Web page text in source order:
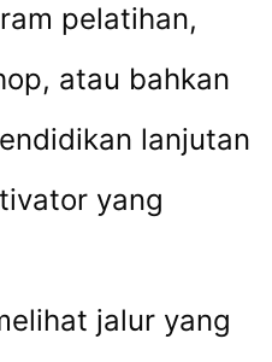
pelatihan,
atau bahkan
lanjutan
yang
jalur yang